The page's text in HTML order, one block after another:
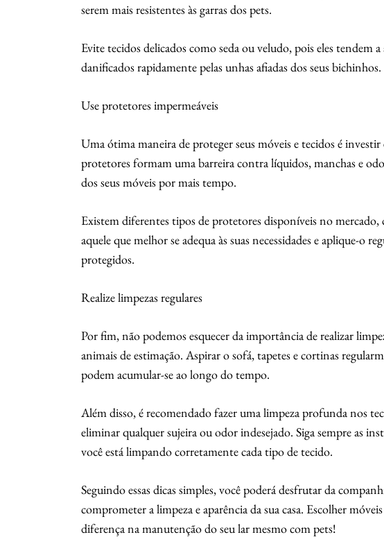
serem mais resistentes às garras dos pets.
Evite tecidos delicados como seda ou veludo, pois eles tendem
danificados rapidamente pelas unhas afiadas dos seus bichinhos.
Use protetores impermeáveis
Uma ótima maneira de proteger seus móveis e tecidos é
protetores formam uma barreira contra líquidos, manchas e
dos seus móveis por mais tempo.
Existem diferentes tipos de protetores disponíveis no mercado,
aquele que melhor se adequa às suas necessidades e aplique-o
protegidos.
Realize limpezas regulares
Por fim, não podemos esquecer da importância de realizar
animais de estimação. Aspirar o sofá, tapetes e cortinas
podem acumular-se ao longo do tempo.
Além disso, é recomendado fazer uma limpeza profunda nos
eliminar qualquer sujeira ou odor indesejado. Siga sempre as
você está limpando corretamente cada tipo de tecido.
Seguindo essas dicas simples, você poderá desfrutar da
comprometer a limpeza e aparência da sua casa. Escolher
diferença na manutenção do seu lar mesmo com pets!